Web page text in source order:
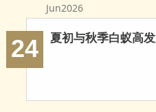
Jun2026
24 夏初与秋季白蚁高